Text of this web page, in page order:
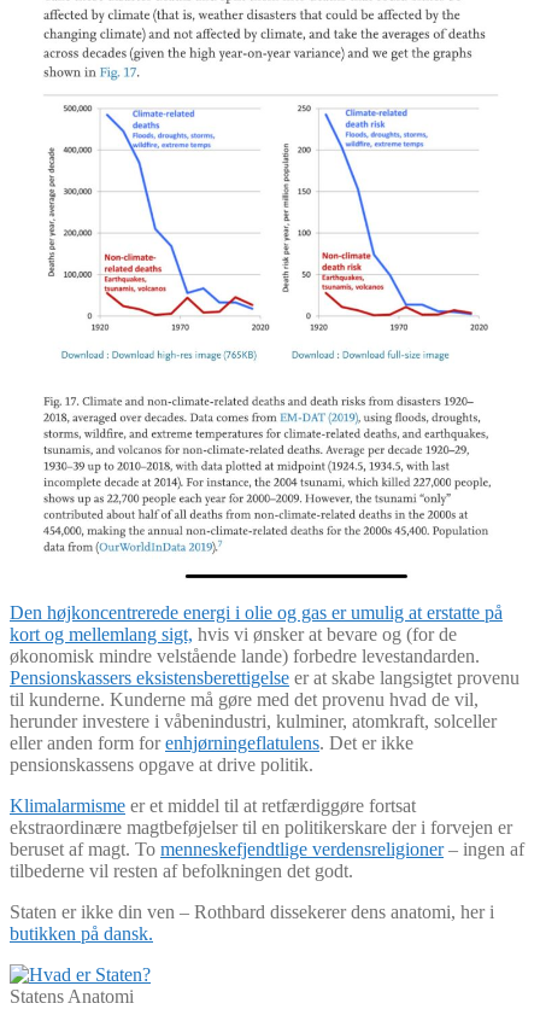
Den højkoncentrerede energi i olie og gas er umulig at erstatte på
kort og mellemlang sigt, hvis vi ønsker at bevare og (for de
økonomisk mindre velstående lande) forbedre levestandarden.
Pensionskassers eksistensberettigelse er at skabe langsigtet provenu
til kunderne. Kunderne må gøre med det provenu hvad de vil,
herunder investere i våbenindustri, kulminer, atomkraft, solceller
eller anden form forenhjørningeflatulens. Det er ikke
pensionskassens opgave at drive politik.
Klimalarmisme er et middel til at retfærdiggøre fortsat
ekstraordinære magtbeføjelser til en politikerskare der i forvejen er
beruset af magt. To menneskefjendtlige verdensreligioner– ingen af
tilbederne vil resten af befolkningen det godt.
Staten er ikke din ven – Rothbard dissekerer dens anatomi, her i
butikken på dansk.
Statens Anatomi